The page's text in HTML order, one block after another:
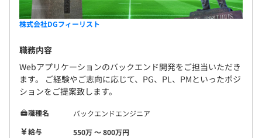
株式会社DGフィーリスト
職務内容
Webアプリケーションのバックエンド開発をご担当いただき
ます。 ご経験やご志向に応じて、PG、PL、PMといったポジ
ションをご提案致します。
職種名
バックエンドエンジニア
給与
550万 〜 800万円